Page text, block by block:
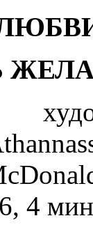
4 мин